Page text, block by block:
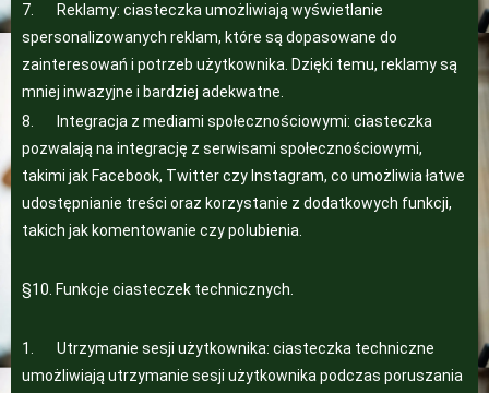
7. Reklamy: ciasteczka umożliwiają wyświetlanie
spersonalizowanych reklam, które są dopasowane do
zainteresowań i potrzeb użytkownika. Dzięki temu, reklamy są
mniej inwazyjne i bardziej adekwatne.
8. Integracja z mediami społecznościowymi: ciasteczka
pozwalają na integrację z serwisami społecznościowymi,
takimi jak Facebook, Twitter czy Instagram, co umożliwia łatwe
udostępnianie treści oraz korzystanie z dodatkowych funkcji,
takich jak komentowanie czy polubienia.
§10. Funkcje ciasteczek technicznych.
1. Utrzymanie sesji użytkownika: ciasteczka techniczne
umożliwiają utrzymanie sesji użytkownika podczas poruszania